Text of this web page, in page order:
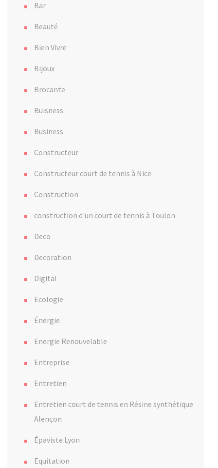
Bar
Beauté
Bien Vivre
Bijoux
Brocante
Buisness
Business
Constructeur
Constructeur court de tennis à Nice
Construction
construction d'un court de tennis à Toulon
Deco
Decoration
Digital
Ecologie
Énergie
Energie Renouvelable
Entreprise
Entretien
Entretien court de tennis en Résine synthétique
Alençon
Épaviste Lyon
Equitation